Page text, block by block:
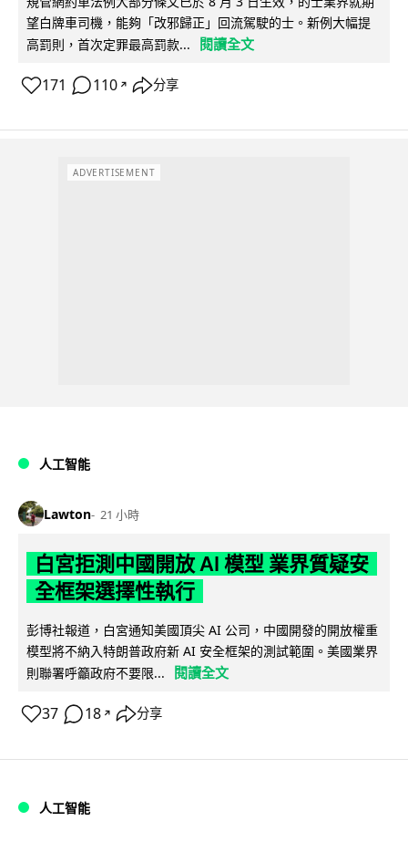
望白牌車司機，能夠「改邪歸正」回流駕駛的士。新例大幅提
高罰則，首次定罪最高罰款...
閱讀全文
171 110 ↗ 分享
ADVERTISEMENT
人工智能
Lawton 21 小時
白宮拒測中國開放 AI 模型 業界質疑安
全框架選擇性執行
彭博社報道，白宮通知美國頂尖 AI 公司，中國開發的開放權重
模型將不納入特朗普政府新 AI 安全框架的測試範圍。美國業界
則聯署呼籲政府不要限...
閱讀全文
37 18 ↗ 分享
人工智能